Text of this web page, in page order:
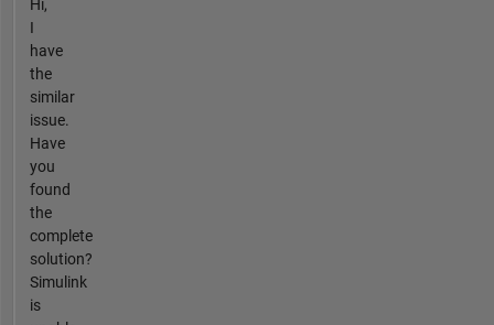
Hi,
I
have
the
similar
issue.
Have
you
found
the
complete
solution?
Simulink
is